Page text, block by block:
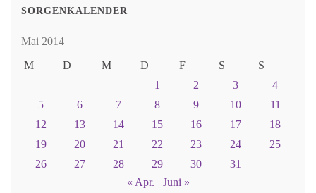
SORGENKALENDER
Mai 2014
M
D M D F S
S
1
2 3
4
5
6 7 8 9 10
11
12
13 14 15 16 17
18
19
20 21 22 23 24
25
26
27 28 29 30
31
« Apr.
Juni »